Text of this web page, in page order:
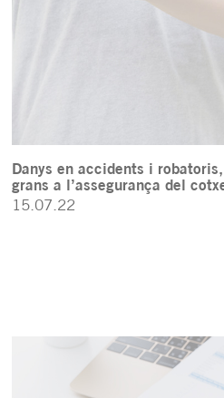
Danys en accidents i
grans a l’assegurança del
15.07.22